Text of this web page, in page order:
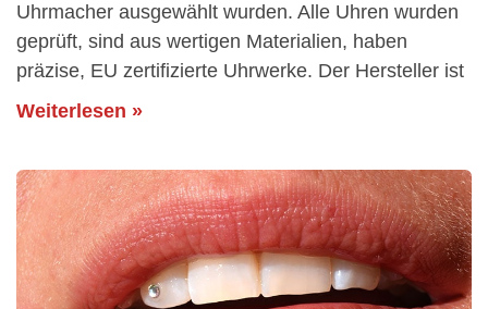
Uhrmacher ausgewählt wurden. Alle Uhren wurden
geprüft, sind aus wertigen Materialien, haben
präzise, EU zertifizierte Uhrwerke. Der Hersteller ist
Weiterlesen »